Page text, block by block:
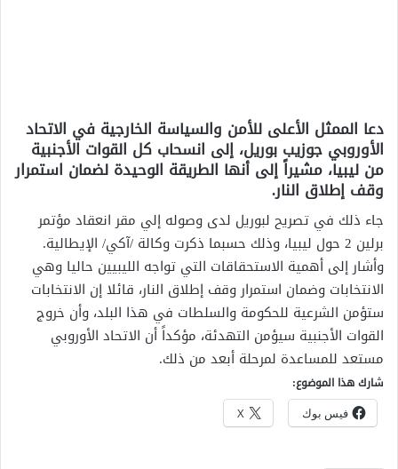
دعا الممثل الأعلى للأمن والسياسة الخارجية في الاتحاد
الأوروبي جوزيب بوريل، إلى انسحاب كل القوات الأجنبية
من ليبيا، مشيراً إلى أنها الطريقة الوحيدة لضمان استمرار
وقف إطلاق النار.
جاء ذلك في تصريح لبوريل لدى وصوله إلي مقر انعقاد مؤتمر
برلين 2 حول ليبيا، وذلك حسبما ذكرت وكالة /آكي/ الإيطالية.
وأشار إلى أهمية الاستحقاقات التي تواجه الليبيين حاليا وهي
الانتخابات وضمان استمرار وقف إطلاق النار، قائلا إن الانتخابات
ستؤمن الشرعية للحكومة والسلطات في هذا البلد، وأن خروج
القوات الأجنبية سيؤمن التهدئة، مؤكداً أن الاتحاد الأوروبي
مستعد للمساعدة لمرحلة أبعد من ذلك.
شارك هذا الموضوع:
فيس بوك X